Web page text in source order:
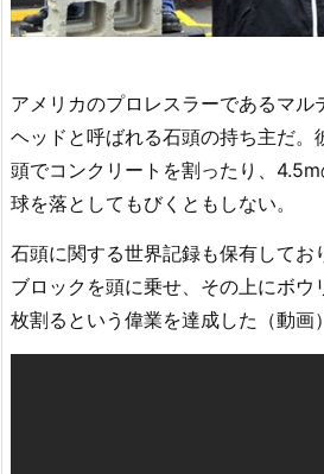
アメリカのプロレスラーであるマル
ヘッドと呼ばれる石頭の持ち主だ。
頭でコンクリートを割ったり、
球を落としてもびくともしない。
石頭に関する世界記録も保有してお
ブロックを頭に乗せ、その上にボ
枚割るという偉業を達成した（動画